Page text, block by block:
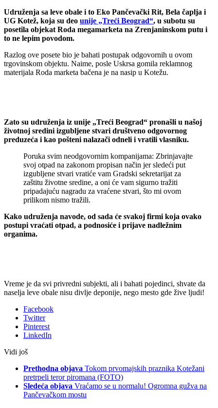
Udruženja sa leve obale i to Eko Pančevački Rit, Bela čaplja i
UG Kotež, koja su deo unije „Treći Beograd“, u subotu su
posetila objekat Roda megamarketa na Zrenjaninskom putu i
to ne lepim povodom.
Razlog ove posete bio je bahati postupak odgovornih u ovom
trgovinskom objektu. Naime, posle Uskrsa gomila reklamnog
materijala Roda marketa bačena je na nasip u Kotežu.
Zato su udruženja iz unije „Treći Beograd“ pronašli u našoj
životnoj sredini izgubljene stvari društveno odgovornog
preduzeća i kao pošteni nalazači odneli i vratili vlasniku.
Poruka svim neodgovornim kompanijama: Zbrinjavajte
svoj otpad na zakonom propisan način jer sledeći put
izgubljene stvari vratiće vam Gradski sekretarijat za
zaštitu životne sredine, a oni će vam sigurno tražiti
pripadajuću nagradu za vraćene stvari, što mi ovom
prilikom nismo tražili.
Kako udruženja navode, od sada će svakoj firmi koja ovako
postupi vraćati otpad, a podnosiće i prijave nadležnim
organima.
Vreme je da svi privredni subjekti, ali i bahati pojedinci, shvate da
naselja leve obale nisu divlje deponije, nego mesto gde žive ljudi!
Facebook
Twitter
Pinterest
LinkedIn
Vidi još
Prethodna objava Tokom prvomajskih praznika Kotežani
pretrpeli teror piromana (FOTO)
Sledeća objava Vraćamo se u normalu! Ogromna gužva na
Pančevačkom mostu